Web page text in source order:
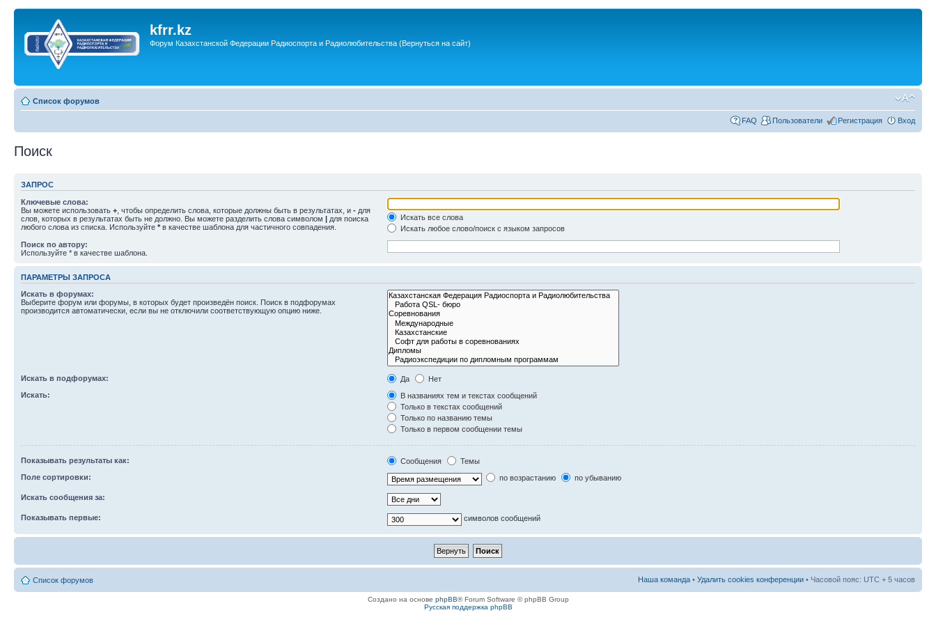
kfrr.kz
Форум Казахстанской Федерации Радиоспорта и Радиолюбительства (Вернуться на сайт)
Список форумов
FAQ Пользователи Регистрация Вход
Поиск
ЗАПРОС
Ключевые слова:
Вы можете использовать + , чтобы определить слова, которые должны быть в результатах, и - для
слов, которых в результатах быть не должно. Вы можете разделить слова символом | для поиска
любого слова из списка. Используйте * в качестве шаблона для частичного совпадения.
Искать все слова
Искать любое слово/поиск с языком запросов
Поиск по автору:
Используйте * в качестве шаблона.
ПАРАМЕТРЫ ЗАПРОСА
Искать в форумах:
Выберите форум или форумы, в которых будет произведён поиск. Поиск в подфорумах
производится автоматически, если вы не отключили соответствующую опцию ниже.
Искать в подфорумах: Да
Нет
Искать:
В названиях тем и текстах сообщений
Только в текстах сообщений
Только по названию темы
Только в первом сообщении темы
Показывать результаты как: Сообщения
Темы
Поле сортировки:
по возрастанию по убыванию
Искать сообщения за:
Показывать первые: символов сообщений
Список форумов Наша команда • Удалить cookies конференции • Часовой пояс: UTC + 5 часов
Создано на основе phpBB® Forum Software © phpBB Group
Русская поддержка phpBB